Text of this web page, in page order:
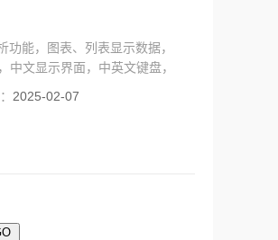
能，图表、列表显示数据，
文显示界面，中英文键盘，
2025-02-07